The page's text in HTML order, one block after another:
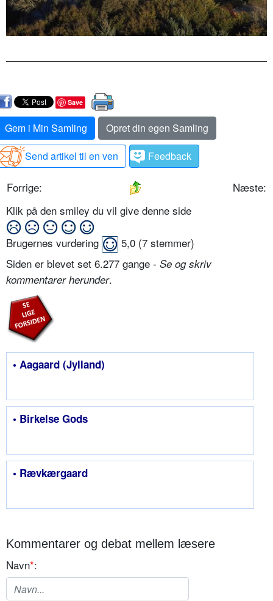
Save
Gem i Min Samling
Opret din egen Samling
Send artikel til en ven
Feedback
Forrige:
Næste:
Klik på den smiley du vil give denne side
Brugernes vurdering 5,0 (7 stemmer)
Siden er blevet set 6.277 gange - Se og skriv
kommentarer herunder.
• Aagaard (Jylland)
• Birkelse Gods
• Rævkærgaard
Kommentarer og debat mellem læsere
Navn*: